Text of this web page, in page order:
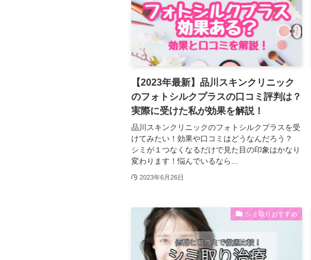
【2023年最新】品川スキンクリニック
のフォトシルクプラスの口コミ評判は？
実際に受けた私が効果を解説！
品川スキンクリニックのフォトシルクプラスを受
けてみたい！効果や口コミはどうなんだろう？
シミが１つなくなるだけで見た目の印象はかなり
変わります！悩んでいるなら...
2023年6月26日
シミ取りおすすめ